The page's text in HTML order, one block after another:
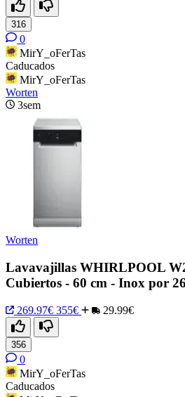
316
0
MirY_oFerTas
Caducados
MirY_oFerTas
Worten
3sem
Worten
Lavavajillas WHIRLPOOL
Cubiertos - 60 cm - Inox por
269.97€ 355€ 29.99€
356
0
MirY_oFerTas
Caducados